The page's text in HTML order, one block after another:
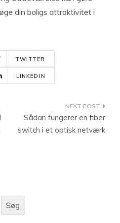
din boligs attraktivitet i
TWITTER
LINKEDIN
Sådan fungerer en fiber
switch i et optisk netværk
Søg